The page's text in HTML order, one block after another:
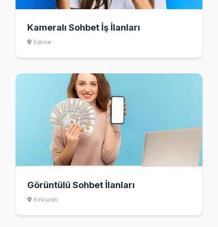
Kameralı Sohbet İş İlanları
Edirne
Görüntülü Sohbet İlanları
Kırklareli